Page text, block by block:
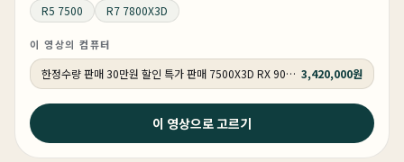
R5 7500 R7 7800X3D
이 영상의 컴퓨터
한정수량 판매 30만원 할인 특가 판매 7500X3D RX 9070 GY502 3,420,000원
이 영상으로 고르기
2026년 4월 15일
7500X3D 9700X 그런데 7800X3D까지... (가성비 최고
의 QHD 컴퓨터 견적/ 붉은사막 추천)